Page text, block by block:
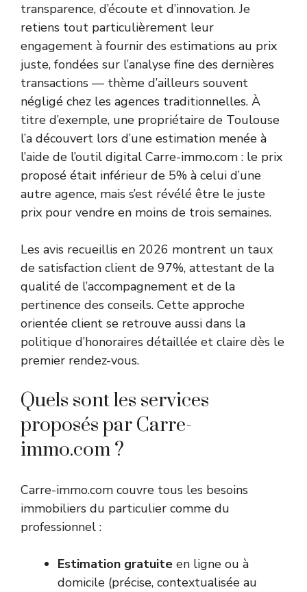
transparence, d’écoute et d’innovation. Je
retiens tout particulièrement leur
engagement à fournir des estimations au prix
juste, fondées sur l’analyse fine des dernières
transactions — thème d’ailleurs souvent
négligé chez les agences traditionnelles. À
titre d’exemple, une propriétaire de Toulouse
l’a découvert lors d’une estimation menée à
l’aide de l’outil digital Carre-immo.com : le prix
proposé était inférieur de 5% à celui d’une
autre agence, mais s’est révélé être le juste
prix pour vendre en moins de trois semaines.
Les avis recueillis en 2026 montrent un taux
de satisfaction client de 97%, attestant de la
qualité de l’accompagnement et de la
pertinence des conseils. Cette approche
orientée client se retrouve aussi dans la
politique d’honoraires détaillée et claire dès le
premier rendez-vous.
Quels sont les services
proposés par Carre-
immo.com ?
Carre-immo.com couvre tous les besoins
immobiliers du particulier comme du
professionnel :
Estimation gratuite en ligne ou à
domicile (précise, contextualisée au